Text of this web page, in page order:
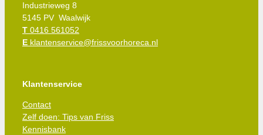
Industrieweg 8
5145 PV Waalwijk
T 0416 561052
E klantenservice@frissvoorhoreca.nl
Klantenservice
Contact
Zelf doen: Tips van Friss
Kennisbank